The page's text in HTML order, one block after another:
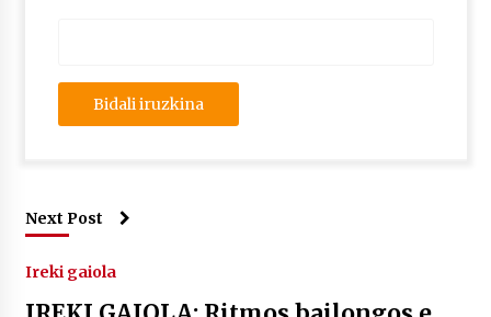
Next Post
Ireki gaiola